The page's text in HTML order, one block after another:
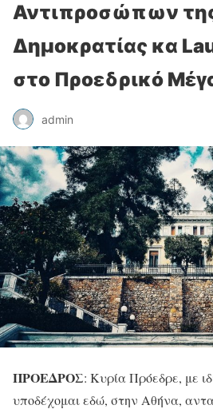
Αντιπροσώπων της
Δημοκρατίας κα
στο Προεδρικό
admin
ΠΡΟΕΔΡΟΣ: Κυρία Πρόεδρε, με
υποδέχομαι εδώ, στην Αθήνα,